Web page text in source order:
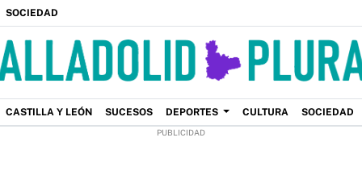
SOCIEDAD
CASTILLA Y LEÓN SUCESOS DEPORTES CULTURA SOCIEDAD